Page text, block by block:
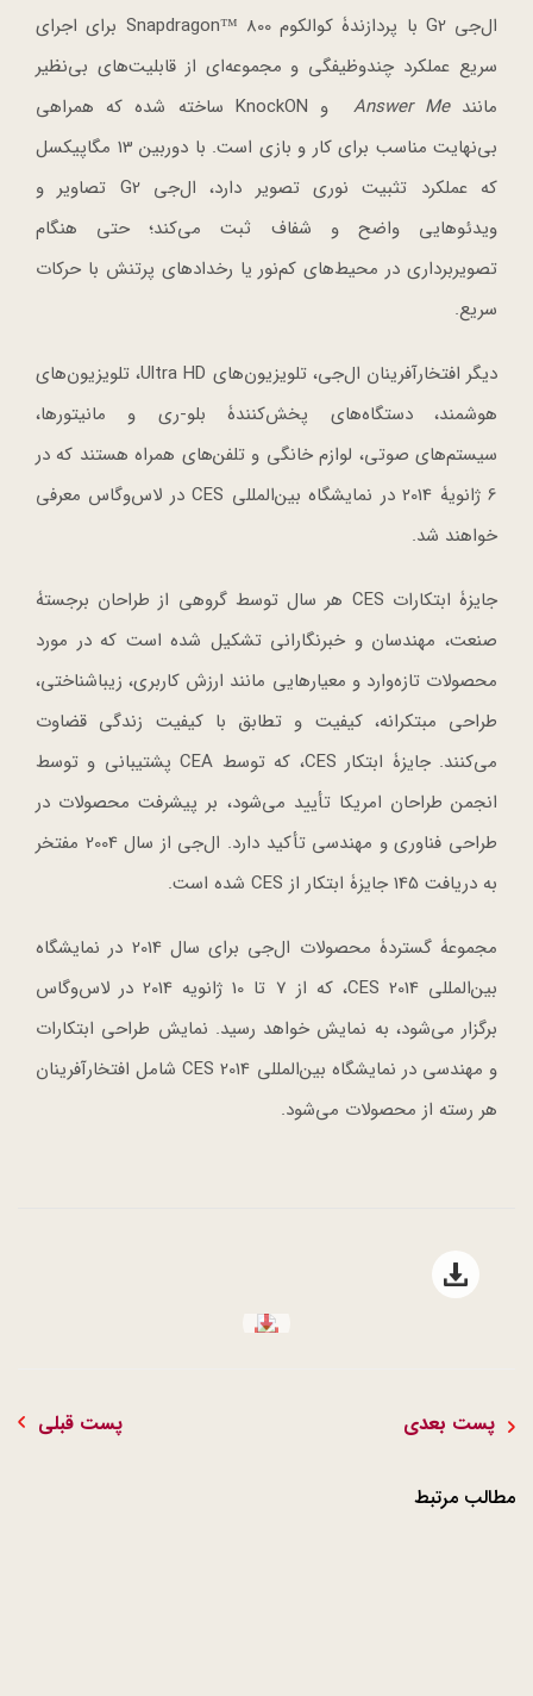
ال‌جی G2 با پردازندۀ کوالکوم Snapdragon™ 800 برای اجرای
سریع عملکرد چندوظیفگی و مجموعه‌ای از قابلیت‌های بی‌نظیر
مانندAnswer Me
و KnockON ساخته شده که همراهی
بی‌نهایت مناسب برای کار و بازی است. با دوربین 13 مگاپیکسل
که عملکرد تثبیت نوری تصویر دارد، ال‌جی G2 تصاویر و
ویدئوهایی واضح و شفاف ثبت می‌کند؛ حتی هنگام
تصویربرداری در محیط‌های کم‌نور یا رخدادهای پرتنش با حرکات
سریع.
دیگر افتخارآفرینان ال‌جی، تلویزیون‌های Ultra HD، تلویزیون‌های
هوشمند، دستگاه‌های پخش‌‌کنندۀ بلو-ری و مانیتورها،
سیستم‌های صوتی، لوازم خانگی و تلفن‌های همراه هستند که در
6 ژانویۀ 2014 در نمایشگاه بین‌المللی CES در لاس‌وگاس معرفی
خواهند شد.
جایزۀ ابتکارات CES هر سال توسط گروهی از طراحان برجستۀ
صنعت، مهندسان و خبرنگارانی تشکیل شده است که در مورد
محصولات تازه‌وارد و معیارهایی مانند ارزش کاربری، زیباشناختی،
طراحی مبتکرانه، کیفیت و تطابق با کیفیت زندگی قضاوت
می‌کنند. جایزۀ ابتکار CES، که توسط CEA پشتیبانی و توسط
انجمن طراحان امریکا تأیید می‌شود، بر پیشرفت محصولات در
طراحی فناوری و مهندسی تأکید دارد. ال‌جی از سال 2004 مفتخر
به دریافت 145 جایزۀ ابتکار از CES شده است.
مجموعۀ گستردۀ محصولات ال‌جی برای سال 2014 در نمایشگاه
بین‌المللی CES 2014، که از 7 تا 10 ژانویه 2014 در لاس‌وگاس
برگزار می‌شود، به نمایش خواهد رسید. نمایش طراحی ابتکارات
و مهندسی در نمایشگاه بین‌المللی CES 2014 شامل افتخارآفرینان
هر رسته از محصولات می‌شود.
Open file download list
پست قبلی پست بعدی
مطالب مرتبط